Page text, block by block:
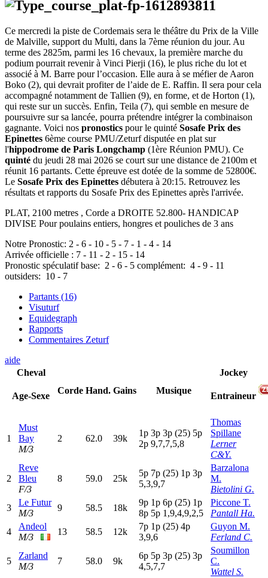
Ce mercredi la piste de Cordemais sera le théâtre du Prix de la Ville
de Malville, support du Multi, dans la 7ème réunion du jour. Au
terme des 2825m, parmi les 16 chevaux, la première marche du
podium pourrait revenir à Vinci Pierji (16), le plus riche du lot et
associé à M. Barre pour l’occasion. Elle aura à se méfier de Aaron
Boko (2), qui devrait profiter de l’aide de E. Raffin. Il sera pour cela
accompagné notamment de Tallien (9), en forme, et de Horton (1),
qui reste sur un succès. Enfin, Teila (7), qui semble en mesure de
poursuivre sur sa lancée, pourra prétendre intégrer la combinaison
gagnante. Voici nos pronostics pour le quinté Sosafe Prix des
Epinettes 6ème course PMU/Zeturf disputée en plat sur
l'hippodrome de Paris Longchamp (1ère Réunion PMU). Ce
quinté du jeudi 28 mai 2026 se court sur une distance de 2100m et
réunit 16 partants. Cette épreuve est dotée de la somme de 52800€.
Le Sosafe Prix des Epinettes débutera à 20:15. Retrouvez les
résultats et rapports du Sosafe Prix des Epinettes après l'arrivée.
PLAT, 2100 metres , Corde a DROITE 52.800- HANDICAP
DIVISE Pour poulains entiers, hongres et pouliches de 3 ans
Notre Pronostic: 2 - 6 - 10 - 5 - 7 - 1 - 4 - 14
Arrivée officielle : 7 - 11 - 2 - 15 - 14
Pronostic spéculatif base: 2 - 6 - 5 complément: 4 - 9 - 11
outsiders: 10 - 7
Partants (16)
Visuturf
Equidegraph
Rapports
Commentaires Zeturf
aide
Cheval
Age-Sexe
Corde Hand. Gains Musique
Jockey
Entraineur
1
Must
Bay
M/3
2 62.0 39k
1p 3p 3p (25) 5p
2p 9,7,7,5,8
Thomas
Spillane
Lerner
C&Y.
2
Reve
Bleu
F/3
8 59.0 25k
5p 7p (25) 1p 3p
5,3,9,7
Barzalona
M.
Bietolini G.
3
Le Futur
M/3
9 58.5 18k
9p 1p 6p (25) 1p
8p 5p 1,9,4,9,2,5
Piccone T.
Pantall Ha.
4
Andeol
M/3
13 58.5 12k
7p 1p (25) 4p
3,9,6
Guyon M.
Ferland C.
5
Zarland
M/3
7 58.0 9k
6p 5p 3p (25) 3p
4,5,7,7
Soumillon
C.
Wattel S.